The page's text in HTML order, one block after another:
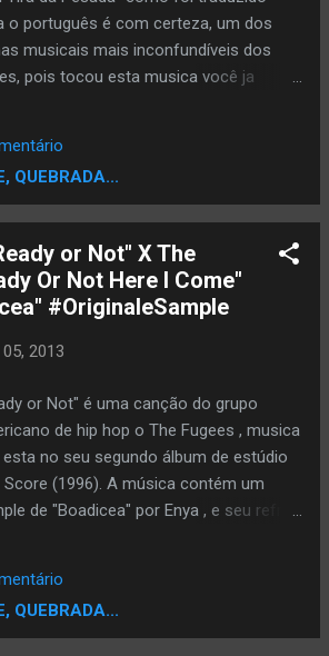
Chestnut , Larry Fishburne , Nia Long
Bassett , que descreve a vida em
Central Los Angeles . Boyz n the
o português é com certeza, um dos
musicais mais inconfundíveis dos
pois tocou esta musica você ja
pois nao tenho registro desta musica
A trilha sonora de "Um Tira da
venceu um Grammy Award para
(1986). O título só da música
" Axel F "é um marco cultural e
então tem sido sampleado por
artistas. A trilha sonora foi
diferentes artistas, além de
estilo eletrônico. A trilha sonora foi
em MCA Records , o sucessor-de-
para a divisão antigo registro da
o Famous Music Group
QUEBRADA...
or Not" X The
Or Not Here I Come"
#OriginaleSample
2013
or Not" é uma canção do grupo
de hip hop o The Fugees , musica
esta no seu segundo álbum de estúdio
Score (1996). A música contém um
de "Boadicea" por Enya , e seu refrão
hit no Estados Unidos , a canção foi
bem-sucedido na Europa,
no Reino Unido, onde
QUEBRADA...